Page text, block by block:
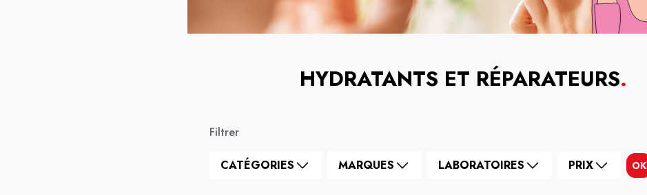
HYDRATANTS ET RÉPARATEURS.
Filtrer
CATÉGORIES MARQUES LABORATOIRES PRIX OK